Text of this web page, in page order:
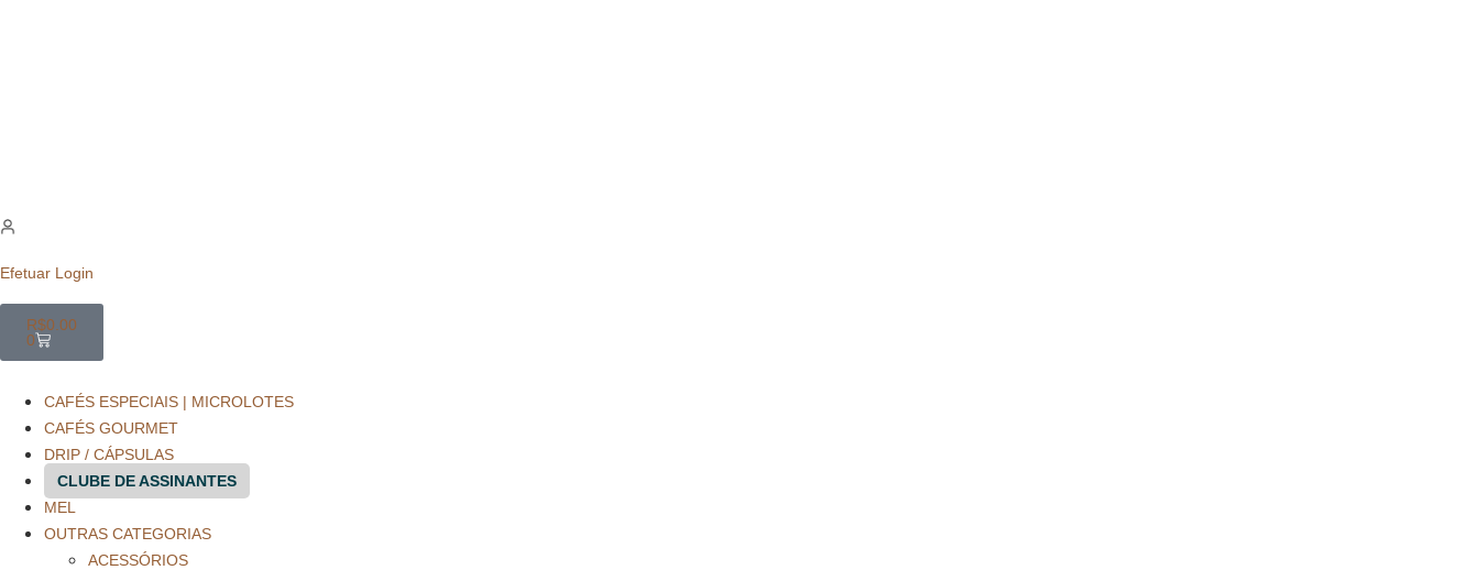
Efetuar Login
R$0.00
0
CAFÉS ESPECIAIS | MICROLOTES
CAFÉS GOURMET
DRIP / CÁPSULAS
CLUBE DE ASSINANTES
MEL
OUTRAS CATEGORIAS
ACESSÓRIOS